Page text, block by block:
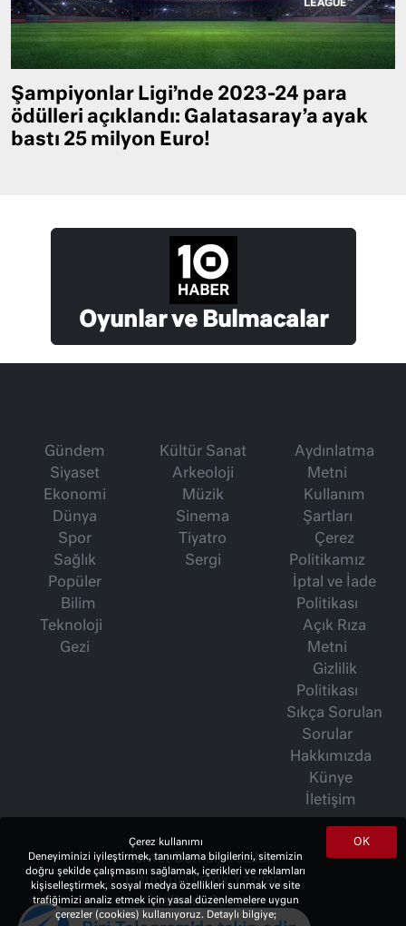
Şampiyonlar Ligi’nde 2023-24 para
ödülleri açıklandı: Galatasaray’a ayak
bastı 25 milyon Euro!
Oyunlar ve Bulmacalar
Gündem
Siyaset
Ekonomi
Dünya
Spor
Sağlık
Popüler
Bilim
Teknoloji
Gezi
Kültür Sanat
Arkeoloji
Müzik
Sinema
Tiyatro
Sergi
Aydınlatma
Metni
Kullanım
Şartları
Çerez
Politikamız
İptal ve İade
Politikası
Açık Rıza
Metni
Gizlilik
Politikası
Sıkça Sorulan
Sorular
Hakkımızda
Künye
İletişim
İsmet Berkan Yazıları
Ertuğrul Özkök Yazıları
Haftalık Gazete
OK
Çerez kullanımı
Deneyiminizi iyileştirmek, tanımlama bilgilerini, sitemizin
doğru şekilde çalışmasını sağlamak, içerikleri ve reklamları
kişiselleştirmek, sosyal medya özellikleri sunmak ve site
trafiğimizi analiz etmek için yasal düzenlemelere uygun
çerezler (cookies) kullanıyoruz. Detaylı bilgiye;